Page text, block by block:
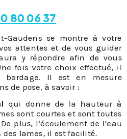
80 06 37
Gaudens se montre à votre
attentes et de vous guider
y répondre afin de vous
fois votre choix effectué, il
Il est en mesure
de pose, à savoir :
qui donne de la hauteur à
sont courtes et sont toutes
plus, l’écoulement de l’eau
des lames, il est facilité.